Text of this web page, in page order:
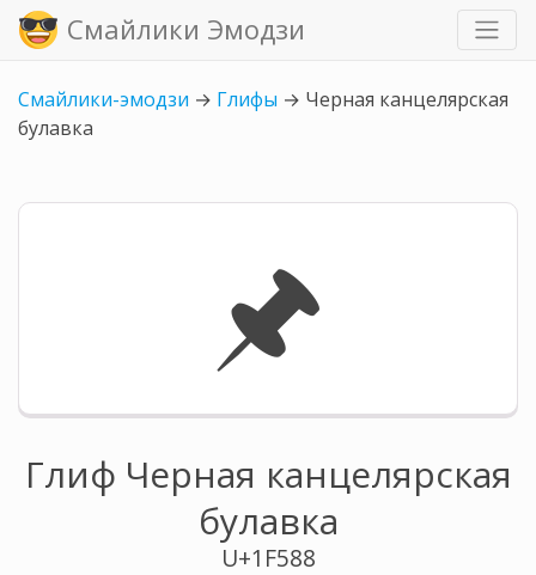
Смайлики Эмодзи
Смайлики-эмодзи → Глифы → Черная канцелярская
булавка
🖈
Глиф Черная канцелярская
булавка
U+1F588